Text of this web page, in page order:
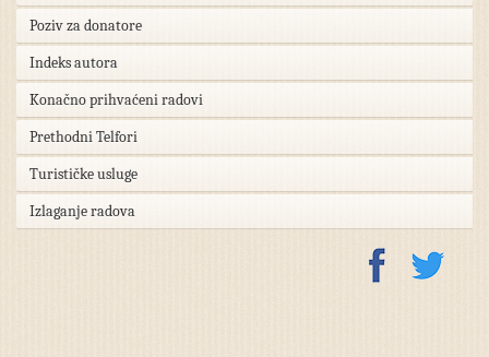
Poziv za donatore
Indeks autora
Konačno prihvaćeni radovi
Prethodni Telfori
Turističke usluge
Izlaganje radova